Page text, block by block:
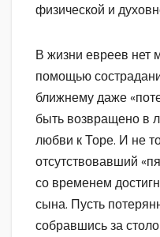
физической и
В жизни евреев нет
помощью
ближнему даже
быть возвращено в
любви к Торе. И не
отсутствовавший
со временем
сына. Пусть
собравшись за